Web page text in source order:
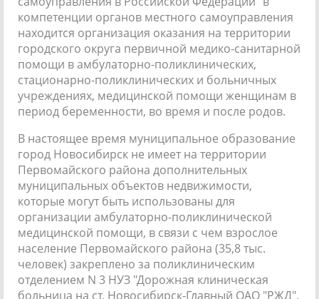
компетенции органов местного самоуправления
находится организация оказания на территории
городского округа первичной медико-санитарной
помощи в амбулаторно-поликлинических,
стационарно-поликлинических и больничных
учреждениях, медицинской помощи женщинам в
период беременности, во время и после родов.
В настоящее время муниципальное образование
город Новосибирск не имеет на территории
Первомайского района дополнительных
муниципальных объектов недвижимости,
которые могут быть использованы для
организации амбулаторно-поликлинической
медицинской помощи, в связи с чем взрослое
население Первомайского района (35,8 тыс.
человек) закреплено за поликлиническим
отделением N 3 НУЗ "Дорожная клиническая
больница на ст. Новосибирск-Главный ОАО "РЖД".